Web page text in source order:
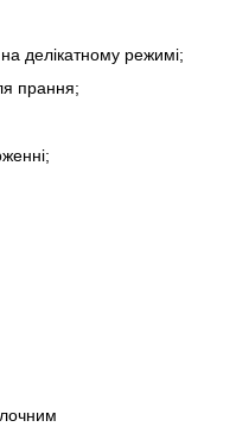
делікатному режимі;
прання;